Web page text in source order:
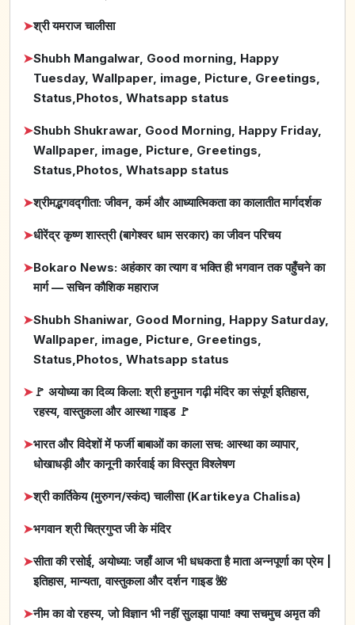
➤श्री यमराज चालीसा
➤Shubh Mangalwar, Good morning, Happy
Tuesday, Wallpaper, image, Picture, Greetings,
Status,Photos, Whatsapp status
➤Shubh Shukrawar, Good Morning, Happy Friday,
Wallpaper, image, Picture, Greetings,
Status,Photos, Whatsapp status
➤श्रीमद्भगवद्गीता: जीवन, कर्म और आध्यात्मिकता का कालातीत मार्गदर्शक
➤धीरेंद्र कृष्ण शास्त्री (बागेश्वर धाम सरकार) का जीवन परिचय
➤Bokaro News: अहंकार का त्याग व भक्ति ही भगवान तक पहुँचने का
मार्ग — सचिन कौशिक महाराज
➤Shubh Shaniwar, Good Morning, Happy Saturday,
Wallpaper, image, Picture, Greetings,
Status,Photos, Whatsapp status
➤🚩 अयोध्या का दिव्य किला: श्री हनुमान गढ़ी मंदिर का संपूर्ण इतिहास,
रहस्य, वास्तुकला और आस्था गाइड 🚩
➤भारत और विदेशों में फर्जी बाबाओं का काला सच: आस्था का व्यापार,
धोखाधड़ी और कानूनी कार्रवाई का विस्तृत विश्लेषण
➤श्री कार्तिकेय (मुरुगन/स्कंद) चालीसा (Kartikeya Chalisa)
➤भगवान श्री चित्रगुप्त जी के मंदिर
➤सीता की रसोई, अयोध्या: जहाँ आज भी धधकता है माता अन्नपूर्णा का प्रेम |
इतिहास, मान्यता, वास्तुकला और दर्शन गाइड 🌺
➤नीम का वो रहस्य, जो विज्ञान भी नहीं सुलझा पाया! क्या सचमुच अमृत की